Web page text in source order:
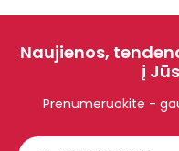
Naujienos,
į
Prenumeruokite -